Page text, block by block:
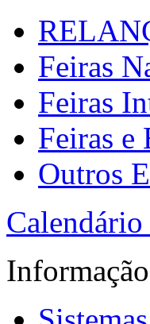
Feiras
Feiras
Feiras e
Outros
Calendário